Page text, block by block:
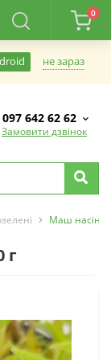
0
не зараз
097 642 62 62
Замовити дзвінок
Маш насіння
г